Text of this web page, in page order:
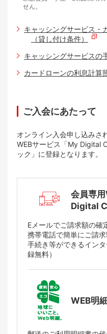
せん。
キャッシングサービス・
（貸し付け条件）
キャッシングサービスの
カードローンの利息計算
ご入会にあたって
オンライン入会申し込みさ
WEBサービス「My Digital
ック」に登録となります。
会員専
Digital
Eメールでご請求額の確
携帯電話で簡単にご請
手続き等ができるイン
録無料）
WEB明